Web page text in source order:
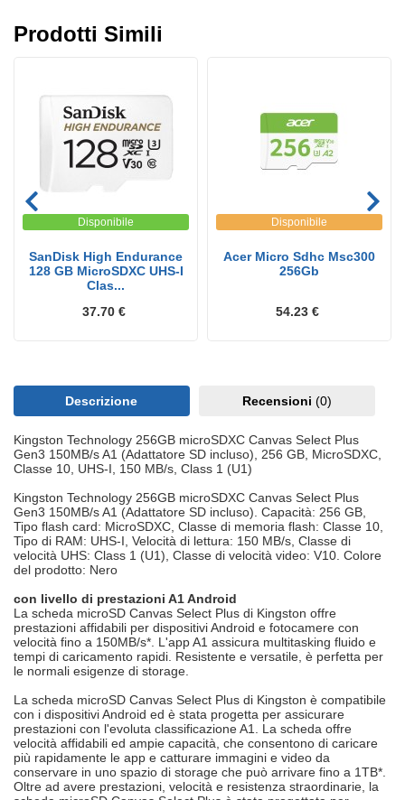
Prodotti Simili
Disponibile
SanDisk High Endurance
128 GB MicroSDXC UHS-I
Clas...
37.70 €
Disponibile
Acer Micro Sdhc Msc300
256Gb
54.23 €
Descrizione Recensioni (0)
Kingston Technology 256GB microSDXC Canvas Select Plus
Gen3 150MB/s A1 (Adattatore SD incluso), 256 GB, MicroSDXC,
Classe 10, UHS-I, 150 MB/s, Class 1 (U1)
Kingston Technology 256GB microSDXC Canvas Select Plus
Gen3 150MB/s A1 (Adattatore SD incluso). Capacità: 256 GB,
Tipo flash card: MicroSDXC, Classe di memoria flash: Classe 10,
Tipo di RAM: UHS-I, Velocità di lettura: 150 MB/s, Classe di
velocità UHS: Class 1 (U1), Classe di velocità video: V10. Colore
del prodotto: Nero
con livello di prestazioni A1 Android
La scheda microSD Canvas Select Plus di Kingston offre
prestazioni affidabili per dispositivi Android e fotocamere con
velocità fino a 150MB/s*. L'app A1 assicura multitasking fluido e
tempi di caricamento rapidi. Resistente e versatile, è perfetta per
le normali esigenze di storage.
La scheda microSD Canvas Select Plus di Kingston è compatibile
con i dispositivi Android ed è stata progetta per assicurare
prestazioni con l'evoluta classificazione A1. La scheda offre
velocità affidabili ed ampie capacità, che consentono di caricare
più rapidamente le app e catturare immagini e video da
conservare in uno spazio di storage che può arrivare fino a 1TB*.
Oltre ad avere prestazioni, velocità e resistenza straordinarie, la